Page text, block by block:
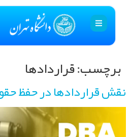
قراردادها
قراردادها در حفظ